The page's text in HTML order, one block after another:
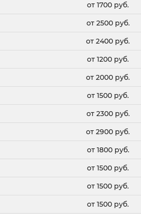
от 1700 руб.
от 2500 руб.
от 2400 руб.
от 1200 руб.
от 2000 руб.
от 1500 руб.
от 2300 руб.
от 2900 руб.
от 1800 руб.
от 1500 руб.
от 1500 руб.
от 1500 руб.